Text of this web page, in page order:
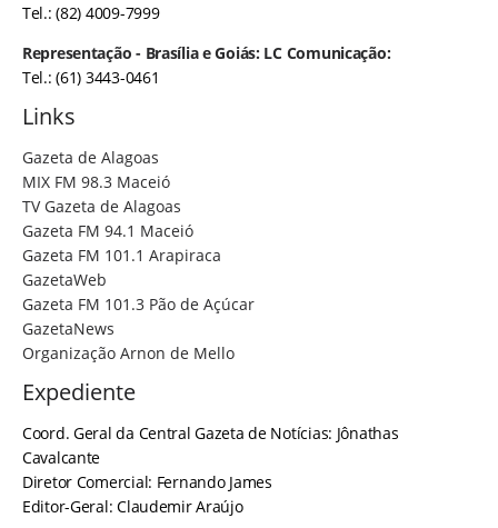
Tel.: (82) 4009-7999
Representação - Brasília e Goiás: LC Comunicação:
Tel.: (61) 3443-0461
Links
Gazeta de Alagoas
MIX FM 98.3 Maceió
TV Gazeta de Alagoas
Gazeta FM 94.1 Maceió
Gazeta FM 101.1 Arapiraca
GazetaWeb
Gazeta FM 101.3 Pão de Açúcar
GazetaNews
Organização Arnon de Mello
Expediente
Coord. Geral da Central Gazeta de Notícias: Jônathas
Cavalcante
Diretor Comercial: Fernando James
Editor-Geral: Claudemir Araújo